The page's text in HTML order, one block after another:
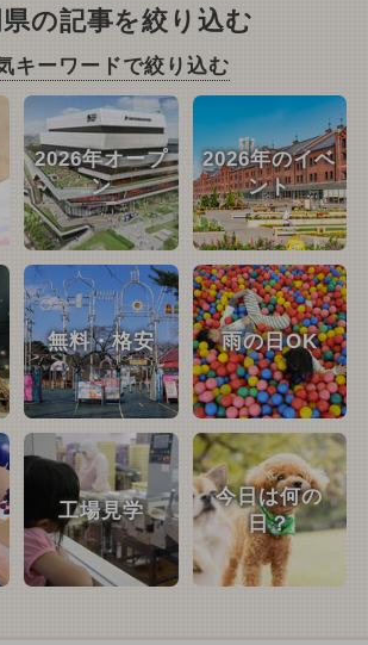
の記事を絞り込む
キーワードで絞り込む
2026年オープ
ン
2026年のイベ
ント
無料・格安 雨の日OK
工場見学
今日は何の
日？